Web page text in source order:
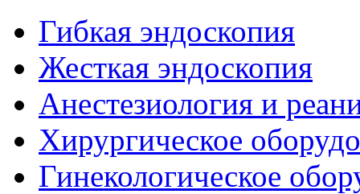
Гибкая эндоскопия
Жесткая эндоскопия
Анестезиология и
Хирургическое
Гинекологическое